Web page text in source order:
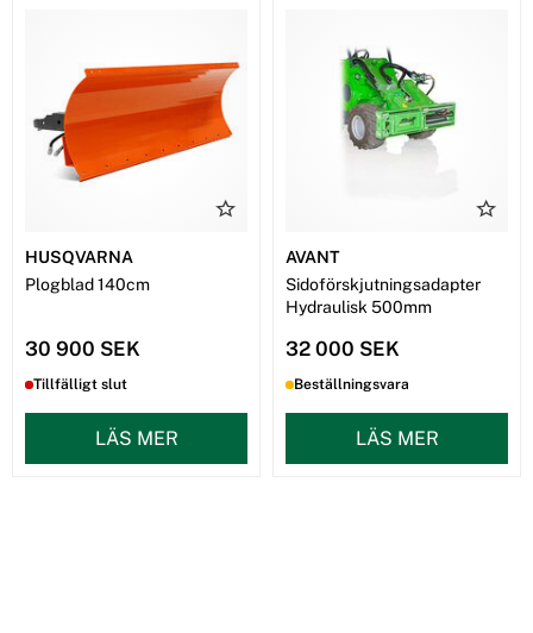
HUSQVARNA
Plogblad 140cm
30 900 SEK
Tillfälligt slut
LÄS MER
AVANT
Sidoförskjutningsadapter
Hydraulisk 500mm
32 000 SEK
Beställningsvara
LÄS MER